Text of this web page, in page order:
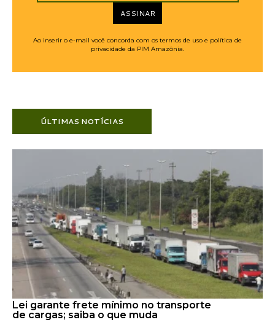
ASSINAR
Ao inserir o e-mail você concorda com os termos de uso e política de
privacidade da PIM Amazônia.
ÚLTIMAS NOTÍCIAS
Lei garante frete mínimo no transporte
de cargas; saiba o que muda